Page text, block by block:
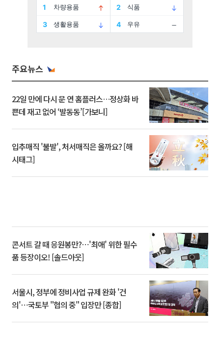
주요뉴스
22일 만에 다시 문 연 홈플러스…정상화 바
쁜데 재고 없어 ‘발동동’[가보니]
입추매직 '불발', 처서매직은 올까요? [해
시태그]
콘서트 갈 때 응원봉만?⋯'최애' 위한 필수
품 등장이오! [솔드아웃]
서울시, 정부에 정비사업 규제 완화 '건
의'⋯국토부 "협의 중" 입장만 [종합]